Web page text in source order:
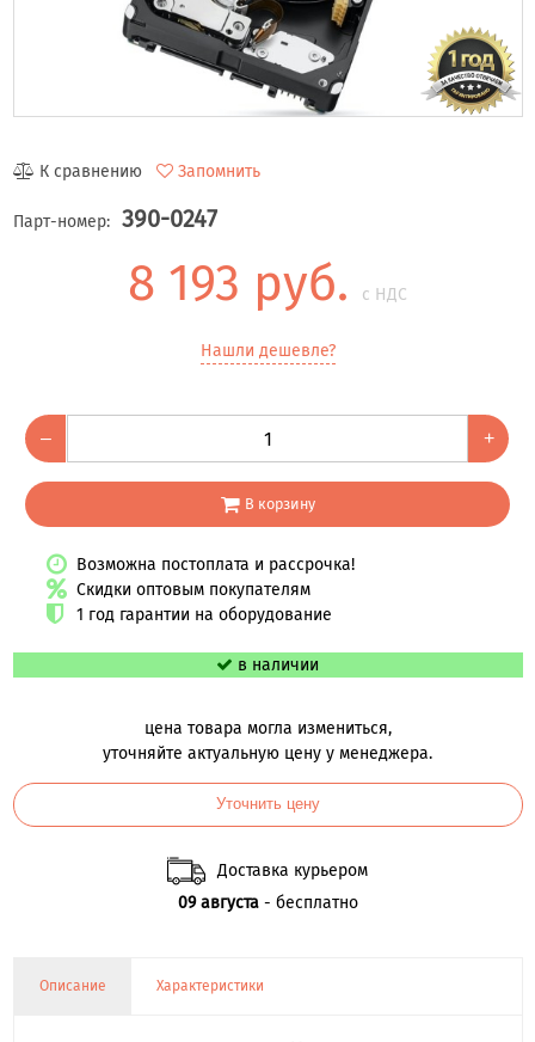
К сравнению Запомнить
Парт-номер: 390-0247
8 193 руб. с НДС
Нашли дешевле?
– +
В корзину
Возможна постоплата и рассрочка!
Скидки оптовым покупателям
1 год гарантии на оборудование
в наличии
цена товара могла измениться,
уточняйте актуальную цену у менеджера.
Уточнить цену
Доставка курьером
09 августа- бесплатно
Описание Характеристики